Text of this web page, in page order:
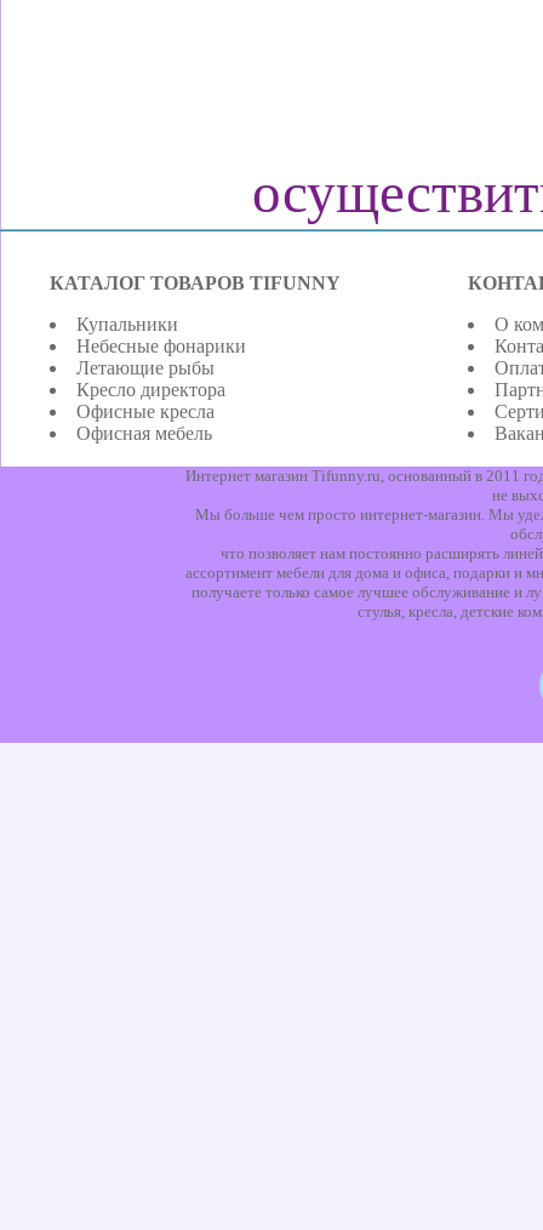
КАТАЛОГ ТОВАРОВ TIFUNNY
Купальники
Небесные фонарики
Летающие рыбы
Кресло директора
Офисные кресла
Офисная мебель
О
Интернет магазин Tifunny.ru, основанный в 2011
не
Мы больше чем просто интернет-магазин. Мы
что позволяет нам постоянно расширять
ассортимент мебели для дома и офиса, подарки и
получаете только самое лучшее обслуживание
стулья, кресла, детские